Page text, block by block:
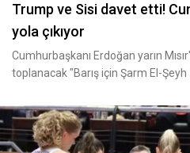
Trump ve Sisi davet etti!
yola çıkıyor
Cumhurbaşkanı Erdoğan yarın
toplanacak "Barış için Şarm El-